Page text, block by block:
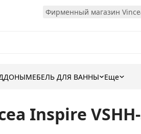
Фирменный магазин
МЕБЕЛЬ ДЛЯ ВАННЫ Еще
Inspire